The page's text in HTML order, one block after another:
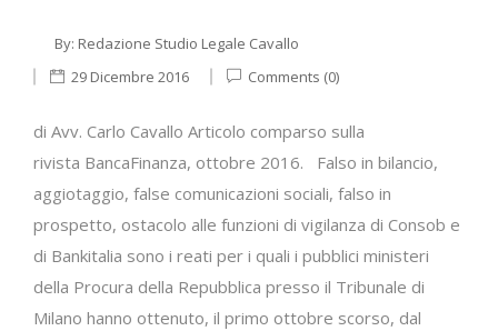
By: Redazione Studio Legale Cavallo
29 Dicembre 2016
Comments (0)
di Avv. Carlo Cavallo Articolo comparso sulla
rivista BancaFinanza, ottobre 2016. Falso in bilancio,
aggiotaggio, false comunicazioni sociali, falso in
prospetto, ostacolo alle funzioni di vigilanza di Consob e
di Bankitalia sono i reati per i quali i pubblici ministeri
della Procura della Repubblica presso il Tribunale di
Milano hanno ottenuto, il primo ottobre scorso, dal